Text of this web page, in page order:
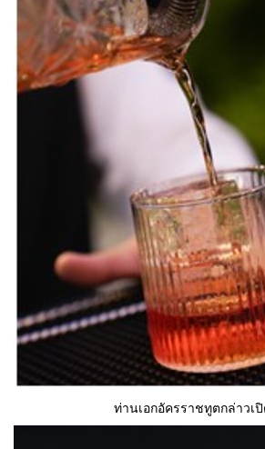
ท่านเอกอัครราชทูตกล่าวเ